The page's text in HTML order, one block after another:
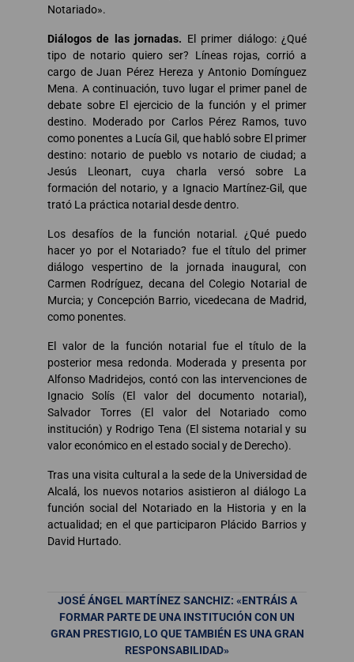
Notariado».
Diálogos de las jornadas. El primer diálogo: ¿Qué
tipo de notario quiero ser? Líneas rojas, corrió a
cargo de Juan Pérez Hereza y Antonio Domínguez
Mena. A continuación, tuvo lugar el primer panel de
debate sobre El ejercicio de la función y el primer
destino. Moderado por Carlos Pérez Ramos, tuvo
como ponentes a Lucía Gil, que habló sobre El primer
destino: notario de pueblo vs notario de ciudad; a
Jesús Lleonart, cuya charla versó sobre La
formación del notario, y a Ignacio Martínez-Gil, que
trató La práctica notarial desde dentro.
Los desafíos de la función notarial. ¿Qué puedo
hacer yo por el Notariado? fue el título del primer
diálogo vespertino de la jornada inaugural, con
Carmen Rodríguez, decana del Colegio Notarial de
Murcia; y Concepción Barrio, vicedecana de Madrid,
como ponentes.
El valor de la función notarial fue el título de la
posterior mesa redonda. Moderada y presenta por
Alfonso Madridejos, contó con las intervenciones de
Ignacio Solís (El valor del documento notarial),
Salvador Torres (El valor del Notariado como
institución) y Rodrigo Tena (El sistema notarial y su
valor económico en el estado social y de Derecho).
Tras una visita cultural a la sede de la Universidad de
Alcalá, los nuevos notarios asistieron al diálogo La
función social del Notariado en la Historia y en la
actualidad; en el que participaron Plácido Barrios y
David Hurtado.
JOSÉ ÁNGEL MARTÍNEZ SANCHIZ: «ENTRÁIS A
FORMAR PARTE DE UNA INSTITUCIÓN CON UN
GRAN PRESTIGIO, LO QUE TAMBIÉN ES UNA GRAN
RESPONSABILIDAD»